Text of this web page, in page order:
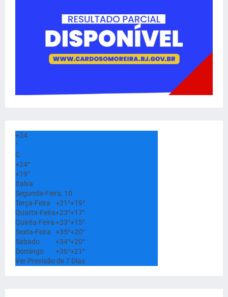
+24
°
C
+24°
+19°
Italva
Segunda-Feira, 10
Terça-Feira
+21°+19°
Quarta-Feira+23°+17°
Quinta-Feira+33°+15°
Sexta-Feira
+35°+20°
Sábado
+34°+20°
Domingo
+36°+21°
Ver Previsão de 7 Dias